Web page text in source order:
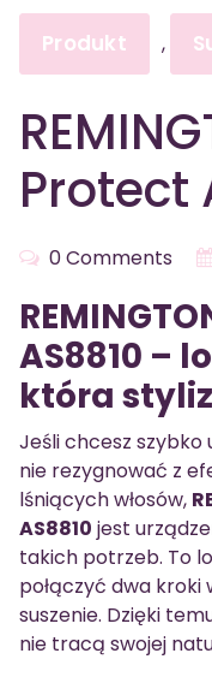
Produkt ,
Protect
0 Comments
AS8810 –
która
Jeśli chcesz szybko
nie rezygnować z
lśniących włosów,
AS8810 jest
takich potrzeb. To
połączyć dwa kroki
suszenie. Dzięki
nie tracą swojej